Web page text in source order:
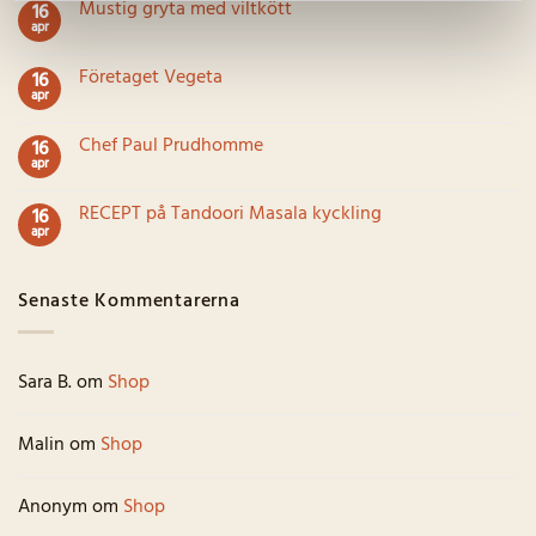
Lär
Five
16
apr
Mustig gryta med viltkött
till
Mustig
16
apr
Företaget Vegeta
till
Företaget
16
apr
Chef Paul Prudhomme
till
Chef
16
apr
RECEPT på Tandoori Masala kyckling
på
Senaste Kommentarerna
Sara B.om Shop
Malinom Shop
Anonymom Shop